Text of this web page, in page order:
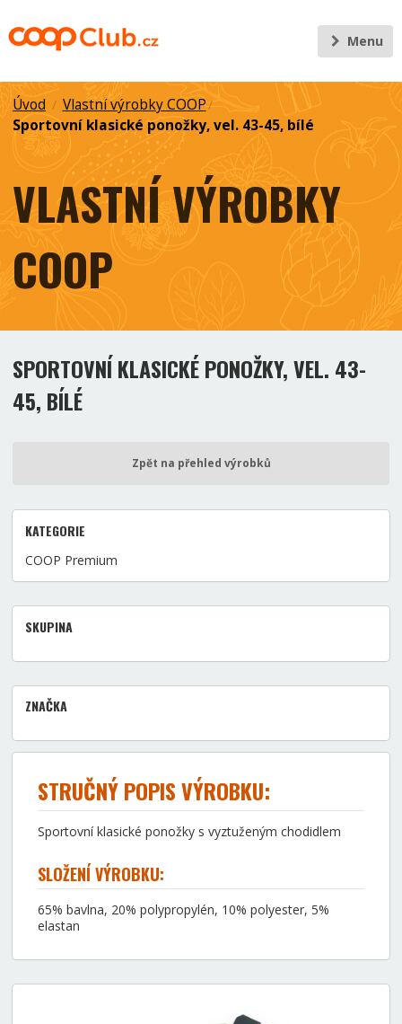
Menu
Úvod / Vlastní výrobky COOP/
Sportovní klasické ponožky, vel. 43-45, bílé
VLASTNÍ VÝROBKY
COOP
SPORTOVNÍ KLASICKÉ PONOŽKY, VEL. 43-
45, BÍLÉ
Zpět na přehled výrobků
KATEGORIE
COOP Premium
SKUPINA
ZNAČKA
STRUČNÝ POPIS VÝROBKU:
Sportovní klasické ponožky s vyztuženým chodidlem
SLOŽENÍ VÝROBKU:
65% bavlna, 20% polypropylén, 10% polyester, 5%
elastan